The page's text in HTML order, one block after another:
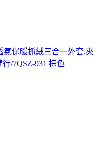
氣保暖抓絨三合一外套.夾
/7QSZ-931 棕色